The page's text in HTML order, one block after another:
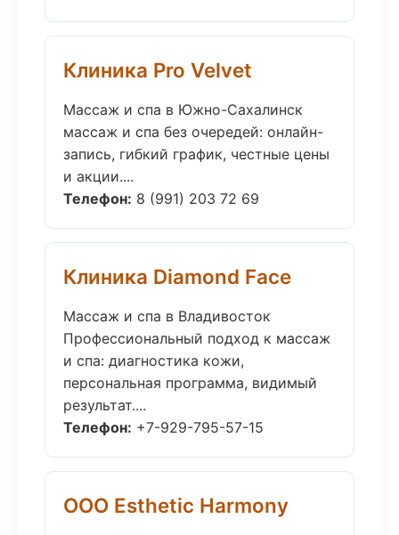
Клиника Pro Velvet
Массаж и спа в Южно-Сахалинск
массаж и спа без очередей: онлайн-
запись, гибкий график, честные цены
и акции....
Телефон: 8 (991) 203 72 69
Клиника Diamond Face
Массаж и спа в Владивосток
Профессиональный подход к массаж
и спа: диагностика кожи,
персональная программа, видимый
результат....
Телефон: +7-929-795-57-15
ООО Esthetic Harmony